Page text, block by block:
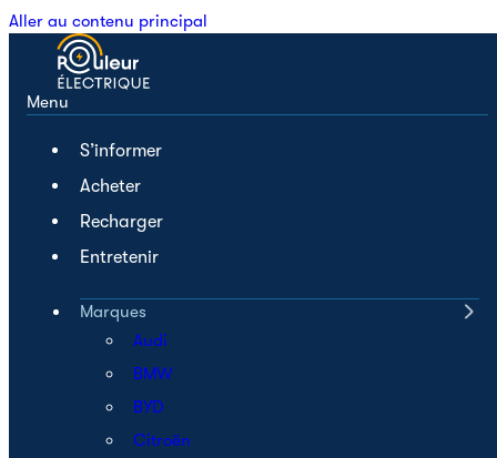
Aller au contenu principal
Menu
S’informer
Acheter
Recharger
Entretenir
Marques
Audi
BMW
BYD
Citroën